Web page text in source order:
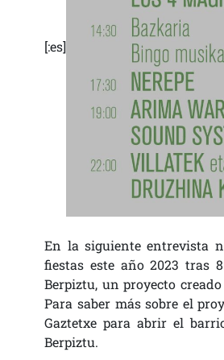
[:es]
En la siguiente entrevista
fiestas este año 2023 tras
Berpiztu, un proyecto
Para saber más sobre el
Gaztetxe para abrir el
Berpiztu.